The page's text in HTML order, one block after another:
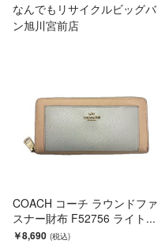
なんでもリサイクルビッグバ
ン旭川宮前店
COACH コーチ ラウンドファ
スナー財布 F52756 ライト...
￥8,690